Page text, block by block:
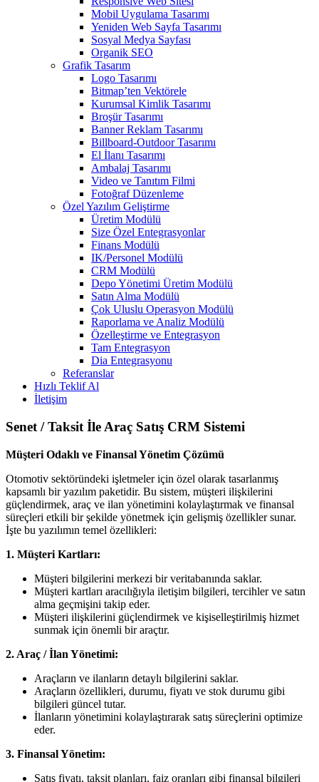
Mobil Uygulama Tasarımı
Yeniden Web Sayfa Tasarımı
Sosyal Medya Sayfası
Organik SEO
Grafik Tasarım
Logo Tasarımı
Bitmap’ten Vektörele
Kurumsal Kimlik Tasarımı
Broşür Tasarımı
Banner Reklam Tasarımı
Billboard-Outdoor Tasarımı
El İlanı Tasarımı
Ambalaj Tasarımı
Video ve Tanıtım Filmi
Fotoğraf Düzenleme
Özel Yazılım Geliştirme
Üretim Modülü
Size Özel Entegrasyonlar
Finans Modülü
IK/Personel Modülü
CRM Modülü
Depo Yönetimi Üretim Modülü
Satın Alma Modülü
Çok Uluslu Operasyon Modülü
Raporlama ve Analiz Modülü
Özelleştirme ve Entegrasyon
Tam Entegrasyon
Dia Entegrasyonu
Referanslar
Hızlı Teklif Al
İletişim
Senet / Taksit İle Araç Satış CRM Sistemi
Müşteri Odaklı ve Finansal Yönetim Çözümü
Otomotiv sektöründeki işletmeler için özel olarak tasarlanmış
kapsamlı bir yazılım paketidir. Bu sistem, müşteri ilişkilerini
güçlendirmek, araç ve ilan yönetimini kolaylaştırmak ve finansal
süreçleri etkili bir şekilde yönetmek için gelişmiş özellikler sunar.
İşte bu yazılımın temel özellikleri:
1. Müşteri Kartları:
Müşteri bilgilerini merkezi bir veritabanında saklar.
Müşteri kartları aracılığıyla iletişim bilgileri, tercihler ve satın
alma geçmişini takip eder.
Müşteri ilişkilerini güçlendirmek ve kişiselleştirilmiş hizmet
sunmak için önemli bir araçtır.
2. Araç / İlan Yönetimi:
Araçların ve ilanların detaylı bilgilerini saklar.
Araçların özellikleri, durumu, fiyatı ve stok durumu gibi
bilgileri güncel tutar.
İlanların yönetimini kolaylaştırarak satış süreçlerini optimize
eder.
3. Finansal Yönetim:
Satış fiyatı, taksit planları, faiz oranları gibi finansal bilgileri